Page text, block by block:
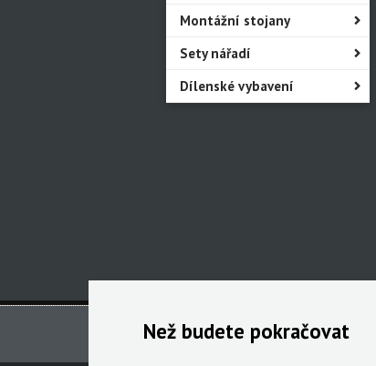
Montážní stojany
Sety nářadí
Dílenské vybavení
Než budete pokračovat